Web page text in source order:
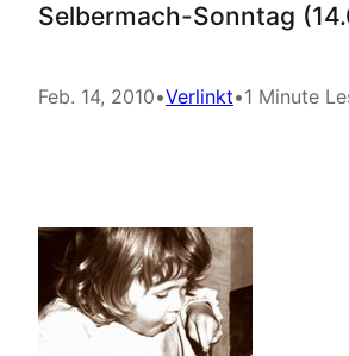
Selbermach-Sonntag
Feb. 14, 2010•Verlinkt•1 Minute